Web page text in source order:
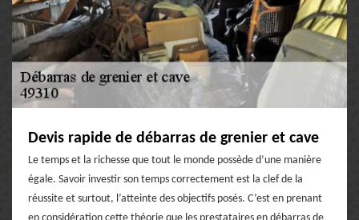
Devis rapide de débarras de grenier et cave
Le temps et la richesse que tout le monde possède d’une manière
égale. Savoir investir son temps correctement est la clef de la
réussite et surtout, l’atteinte des objectifs posés. C’est en prenant
en considération cette théorie que les prestataires en débarras de